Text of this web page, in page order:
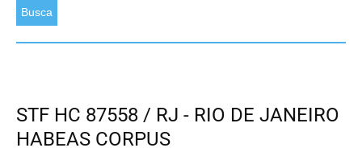
Busca
STF HC 87558 / RJ - RIO DE JANEIRO
HABEAS CORPUS